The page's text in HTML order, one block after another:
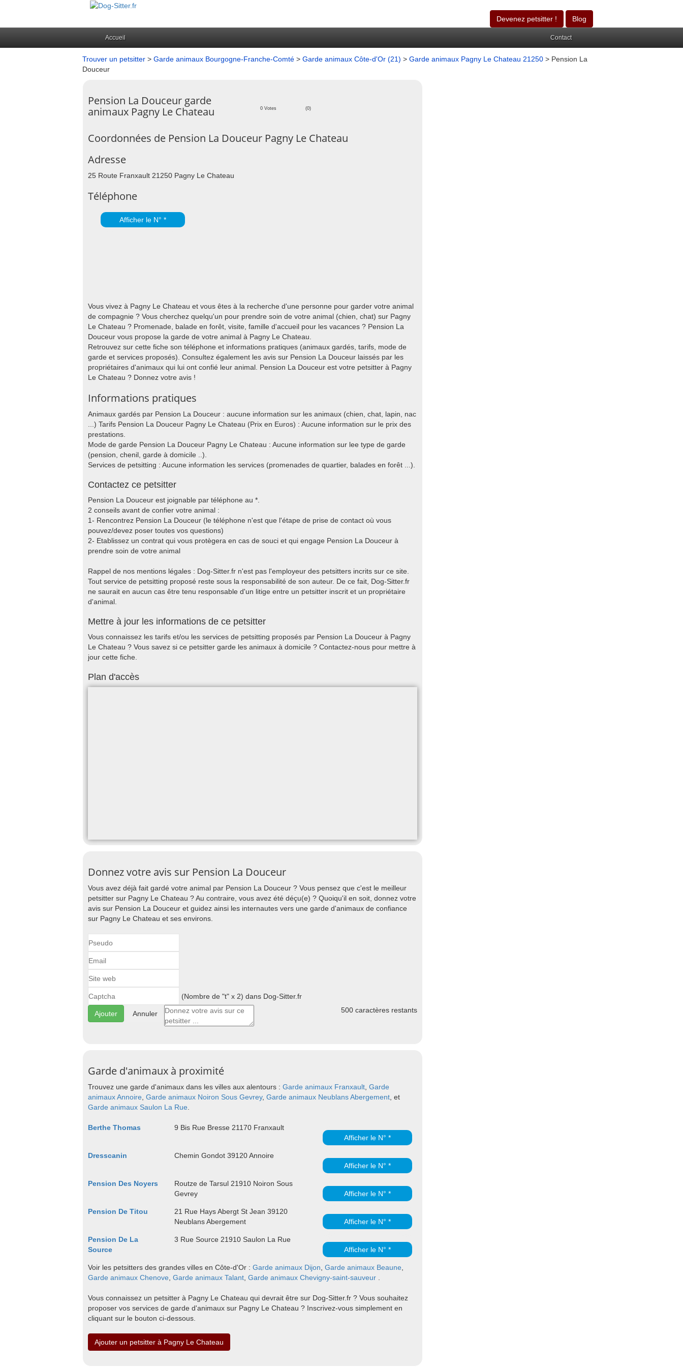
Devenez petsitter ! Blog
Accueil Contact
Trouver un petsitter > Garde animaux Bourgogne-Franche-Comté > Garde animaux Côte-d'Or (21) > Garde animaux Pagny Le Chateau 21250 > Pension La
Douceur
Pension La Douceur garde
animaux Pagny Le Chateau
0 Votes (0)
Coordonnées de Pension La Douceur Pagny Le Chateau
Adresse
25 Route Franxault 21250 Pagny Le Chateau
Téléphone
Afficher le N° *
Vous vivez à Pagny Le Chateau et vous êtes à la recherche d'une personne pour garder votre animal
de compagnie ? Vous cherchez quelqu'un pour prendre soin de votre animal (chien, chat) sur Pagny
Le Chateau ? Promenade, balade en forêt, visite, famille d'accueil pour les vacances ? Pension La
Douceur vous propose la garde de votre animal à Pagny Le Chateau.
Retrouvez sur cette fiche son téléphone et informations pratiques (animaux gardés, tarifs, mode de
garde et services proposés). Consultez également les avis sur Pension La Douceur laissés par les
propriétaires d'animaux qui lui ont confié leur animal. Pension La Douceur est votre petsitter à Pagny
Le Chateau ? Donnez votre avis !
Informations pratiques
Animaux gardés par Pension La Douceur : aucune information sur les animaux (chien, chat, lapin, nac
...) Tarifs Pension La Douceur Pagny Le Chateau (Prix en Euros) : Aucune information sur le prix des
prestations.
Mode de garde Pension La Douceur Pagny Le Chateau : Aucune information sur lee type de garde
(pension, chenil, garde à domicile ..).
Services de petsitting : Aucune information les services (promenades de quartier, balades en forêt ...).
Contactez ce petsitter
Pension La Douceur est joignable par téléphone au *.
2 conseils avant de confier votre animal :
1- Rencontrez Pension La Douceur (le téléphone n'est que l'étape de prise de contact où vous
pouvez/devez poser toutes vos questions)
2- Etablissez un contrat qui vous protègera en cas de souci et qui engage Pension La Douceur à
prendre soin de votre animal
Rappel de nos mentions légales : Dog-Sitter.fr n'est pas l'employeur des petsitters incrits sur ce site.
Tout service de petsitting proposé reste sous la responsabilité de son auteur. De ce fait, Dog-Sitter.fr
ne saurait en aucun cas être tenu responsable d'un litige entre un petsitter inscrit et un propriétaire
d'animal.
Mettre à jour les informations de ce petsitter
Vous connaissez les tarifs et/ou les services de petsitting proposés par Pension La Douceur à Pagny
Le Chateau ? Vous savez si ce petsitter garde les animaux à domicile ? Contactez-nous pour mettre à
jour cette fiche.
Plan d'accès
Donnez votre avis sur Pension La Douceur
Vous avez déjà fait gardé votre animal par Pension La Douceur ? Vous pensez que c'est le meilleur
petsitter sur Pagny Le Chateau ? Au contraire, vous avez été déçu(e) ? Quoiqu'il en soit, donnez votre
avis sur Pension La Douceur et guidez ainsi les internautes vers une garde d'animaux de confiance
sur Pagny Le Chateau et ses environs.
(Nombre de "t" x 2) dans Dog-Sitter.fr
Annuler 500 caractères restants
Garde d'animaux à proximité
Trouvez une garde d'animaux dans les villes aux alentours : Garde animaux Franxault Garde
animaux Annoire Garde animaux Noiron Sous Gevrey, Garde animaux Neublans Abergement , et
Garde animaux Saulon La Rue
Berthe Thomas
9 Bis Rue Bresse 21170 Franxault
Afficher le N° *
Dresscanin
Chemin Gondot 39120 Annoire
Afficher le N° *
Pension Des Noyers
Routze de Tarsul 21910 Noiron Sous
Gevrey
Afficher le N° *
Pension De Titou
21 Rue Hays Abergt St Jean 39120
Neublans Abergement
Afficher le N° *
Pension De La
Source
3 Rue Source 21910 Saulon La Rue
Afficher le N° *
Voir les petsitters des grandes villes en Côte-d'Or : Garde animaux Dijon Garde animaux Beaune
Garde animaux Chenove Garde animaux Talant Garde animaux Chevigny-saint-sauveur
Vous connaissez un petsitter à Pagny Le Chateau qui devrait être sur Dog-Sitter.fr ? Vous souhaitez
proposer vos services de garde d'animaux sur Pagny Le Chateau ? Inscrivez-vous simplement en
cliquant sur le bouton ci-dessous.
Ajouter un petsitter à Pagny Le Chateau